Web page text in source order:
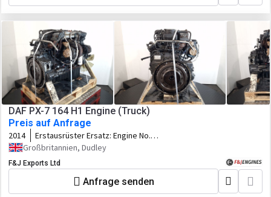
DAF PX-7 164 H1 Engine (Truck)
Preis auf Anfrage
2014 Erstausrüster Ersatz: Engine No.
22142508
Großbritannien, Dudley
F&J Exports Ltd
Anfrage senden